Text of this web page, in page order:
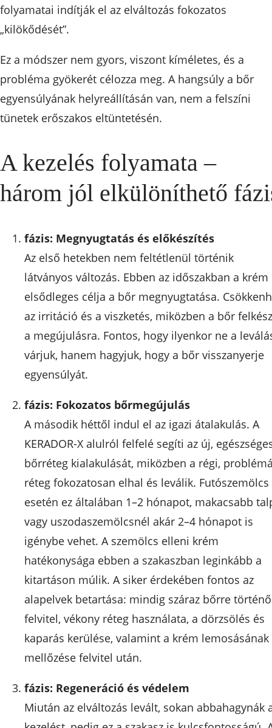
folyamatai indítják el az elváltozás fokozatos
„kilökődését”.
Ez a módszer nem gyors, viszont kíméletes, és a
probléma gyökerét célozza meg. A hangsúly a bőr
egyensúlyának helyreállításán van, nem a felszíni
tünetek erőszakos eltüntetésén.
A kezelés folyamata –
három jól elkülöníthető
fázis: Megnyugtatás és előkészítés
Az első hetekben nem feltétlenül történik
látványos változás. Ebben az időszakban a krém
elsődleges célja a bőr megnyugtatása.
az irritáció és a viszketés, miközben a bőr
a megújulásra. Fontos, hogy ilyenkor ne a
várjuk, hanem hagyjuk, hogy a bőr visszanyerje
egyensúlyát.
fázis: Fokozatos bőrmegújulás
A második héttől indul el az igazi átalakulás. A
KERADOR-X alulról felfelé segíti az új,
bőrréteg kialakulását, miközben a régi,
réteg fokozatosan elhal és leválik. Futószemölcs
esetén ez általában 1–2 hónapot, makacsabb
vagy uszodaszemölcsnél akár 2–4 hónapot is
igénybe vehet. A szemölcs elleni krém
hatékonysága ebben a szakaszban leginkább a
kitartáson múlik. A siker érdekében fontos az
alapelvek betartása: mindig száraz bőrre történő
felvitel, vékony réteg használata, a dörzsölés és
kaparás kerülése, valamint a krém lemosásának
mellőzése felvitel után.
fázis: Regeneráció és védelem
Miután az elváltozás levált, sokan abbahagynák